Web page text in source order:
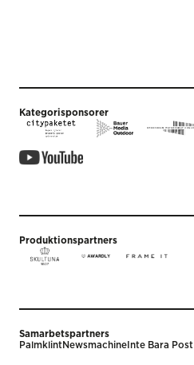
Kategorisponsorer
Produktionspartners
Samarbetspartners
PalmklintNewsmachine Inte Bara Post